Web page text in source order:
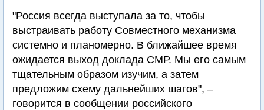
"Россия всегда выступала за то, чтобы
выстраивать работу Совместного механизма
системно и планомерно. В ближайшее время
ожидается выход доклада СМР. Мы его самым
тщательным образом изучим, а затем
предложим схему дальнейших шагов", –
говорится в сообщении российского